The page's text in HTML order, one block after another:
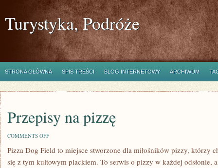
Turystyka, Podróże
STRONA GŁÓWNA SPIS TREŚCI BLOG INTERNETOWY ARCHIWUM
Przepisy na pizzę
COMMENTS OFFON
NA
Pizza Dog Field to miejsce stworzone dla miłośników pizzy, którzy
się z tym kultowym plackiem. To serwis o pizzy w każdej odsłonie,